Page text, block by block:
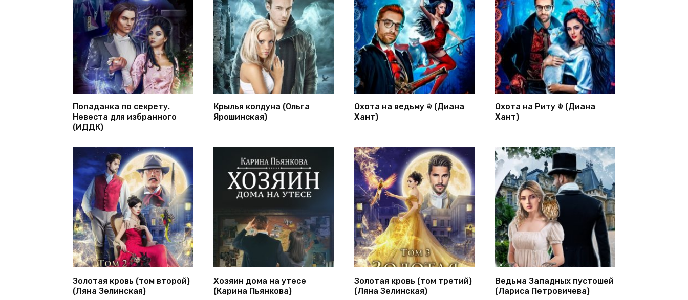
Попаданка по секрету.
Невеста для избранного
(ИДДК)
Крылья колдуна (Ольга
Ярошинская)
Охота на ведьму ☬ (Диана
Хант)
Охота на Риту ☬ (Диана
Хант)
Золотая кровь (том второй)
(Ляна Зелинская)
Хозяин дома на утесе
(Карина Пьянкова)
Золотая кровь (том третий)
(Ляна Зелинская)
Ведьма Западных пустошей
(Лариса Петровичева)